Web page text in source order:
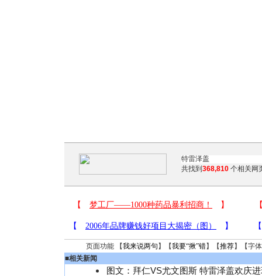
共找到 368,810 个相关网
页面功能 【我来说两句 】【我要“揪”错】【推荐】【字
■相关新闻
图文：拜仁VS尤文图斯 特雷泽盖欢庆